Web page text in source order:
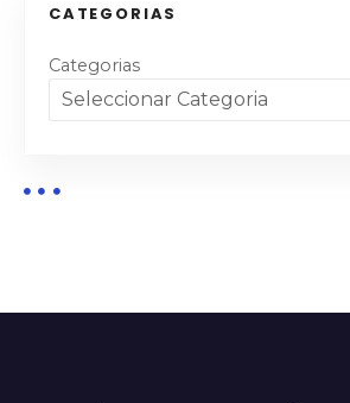
CATEGORIAS
Categorias